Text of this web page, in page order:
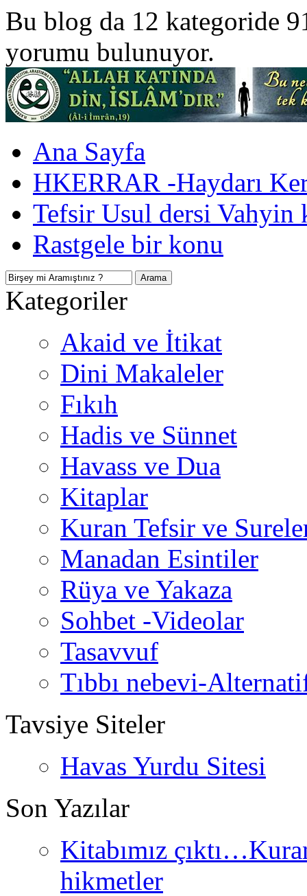
Bu blog da 12 kategoride
yorumu bulunuyor.
Ana Sayfa
HKERRAR -Haydarı
Tefsir Usul dersi Vahyin
Rastgele bir konu
Kategoriler
Akaid ve İtikat
Dini Makaleler
Fıkıh
Hadis ve Sünnet
Havass ve Dua
Kitaplar
Kuran Tefsir ve
Manadan Esintiler
Rüya ve Yakaza
Sohbet -Videolar
Tasavvuf
Tıbbı nebevi-
Tavsiye Siteler
Havas Yurdu Sitesi
Son Yazılar
Kitabımız
hikmetler